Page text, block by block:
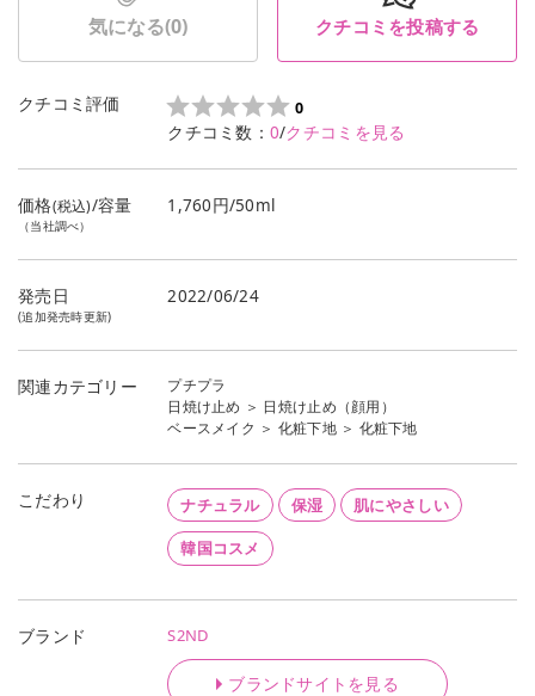
気になる(0) クチコミを投稿する
クチコミ評価 0
クチコミ数： 0/クチコミを見る
価格(税込)/容量
（当社調べ）
1,760円/50ml
発売日
(追加発売時更新)
2022/06/24
関連カテゴリー
プチプラ
日焼け止め ＞ 日焼け止め（顔用）
ベースメイク ＞ 化粧下地＞ 化粧下地
こだわり ナチュラル 保湿 肌にやさしい
韓国コスメ
ブランド S2ND
ブランドサイトを見る